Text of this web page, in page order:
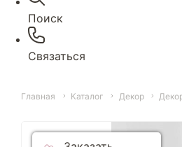
Поиск
Связаться
Главная Каталог Декор